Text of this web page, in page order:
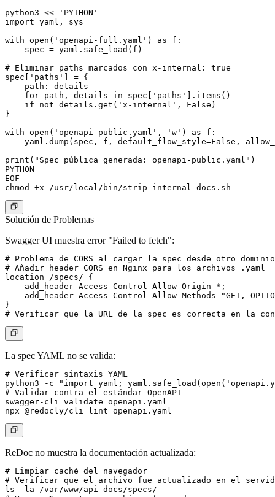
python3 << 'PYTHON'
import yaml, sys
with open('openapi-full.yaml') as f:
    spec = yaml.safe_load(f)
# Eliminar paths marcados con x-internal: true
spec['paths'] = {
    path: details
    for path, details in spec['paths'].items()
    if not details.get('x-internal', False)
}
with open('openapi-public.yaml', 'w') as f:
yaml.dump(spec, f, default_flow_style=False,
print("Spec pública generada: openapi-public.yaml")
PYTHON
EOF
Solución de Problemas
Swagger UI muestra error "Failed to fetch":
# Problema de CORS al cargar la spec desde otro dominio
# Añadir header CORS en Nginx para los archivos .yaml
location /specs/ {
    add_header Access-Control-Allow-Origin *;
add_header Access-Control-Allow-Methods "GET,
}
La spec YAML no se valida:
# Verificar sintaxis YAML
python3 -c "import yaml;
# Validar contra el estándar OpenAPI
swagger-cli validate openapi.yaml
ReDoc no muestra la documentación actualizada:
# Limpiar caché del navegador
# Verificar que el archivo fue actualizado en el
ls -la /var/www/api-docs/specs/